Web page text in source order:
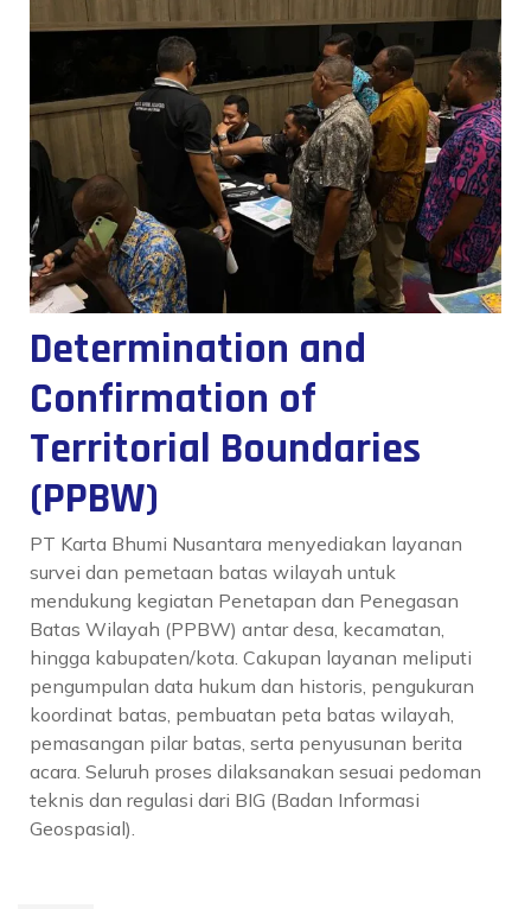
Determination and
Confirmation of
Territorial Boundaries
(PPBW)
PT Karta Bhumi Nusantara menyediakan layanan
survei dan pemetaan batas wilayah untuk
mendukung kegiatan Penetapan dan Penegasan
Batas Wilayah (PPBW) antar desa, kecamatan,
hingga kabupaten/kota. Cakupan layanan meliputi
pengumpulan data hukum dan historis, pengukuran
koordinat batas, pembuatan peta batas wilayah,
pemasangan pilar batas, serta penyusunan berita
acara. Seluruh proses dilaksanakan sesuai pedoman
teknis dan regulasi dari BIG (Badan Informasi
Geospasial).